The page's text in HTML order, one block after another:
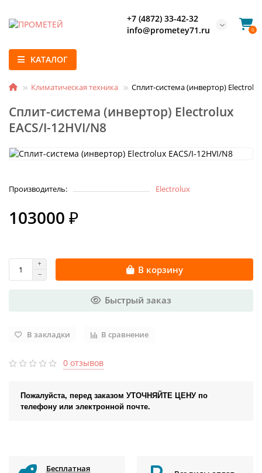
+7 (4872) 33-42-32
info@prometey71.ru
0
КАТАЛОГ
Климатическая техника Сплит-система (инвертор)
Сплит-система (инвертор) Electrolux
EACS/I-12HVI/N8
Производитель: Electrolux
103000 ₽
В корзину
Быстрый заказ
В закладки В сравнение
0 отзывов
Пожалуйста, перед заказом УТОЧНЯЙТЕ ЦЕНУ по
телефону или электронной почте.
Бесплатная